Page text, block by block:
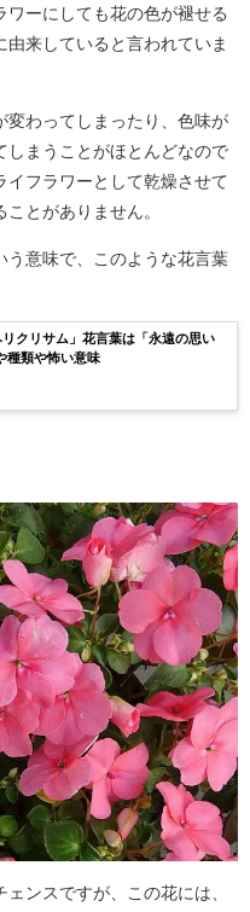
ーにしても花の色が褪せる
来していると言われていま
変わってしまったり、色味が
しまうことがほとんどなので
イフラワーとして乾燥させて
とがありません。
意味で、このような花言葉
クリサム」花言葉は「永遠の思い
種類や怖い意味
ンスですが、この花には、